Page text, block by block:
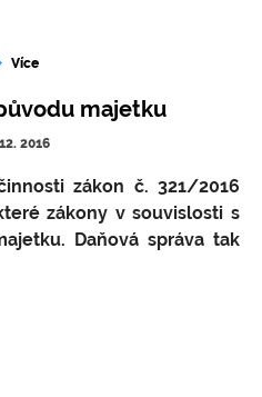
Více
majetku
2016
zákon č. 321/2016
zákony v souvislosti s
Daňová správa tak